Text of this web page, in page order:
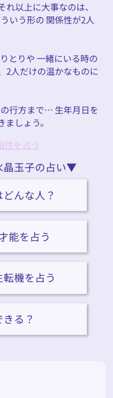
以上に大事なのは、
いう形の 関係性が2人
とりや 一緒にいる時の
2人だけの温かなものに
行方まで… 生年月日を
しょう。
性を占う
晶玉子の占い▼
んな人？
能を占う
機を占う
る？